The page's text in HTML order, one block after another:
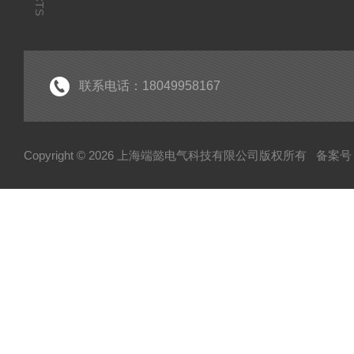
联系电话：18049958167
Copyright © 2026 上海端懿电气科技有限公司版权所有 备案号